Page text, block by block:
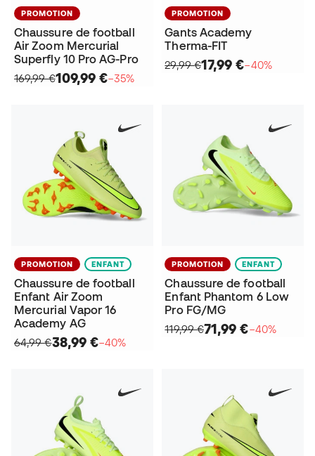
PROMOTION
Chaussure de football
Air Zoom Mercurial
Superfly 10 Pro AG-Pro
169,99 €109,99 €−35%
PROMOTION
Gants Academy
Therma-FIT
29,99 €17,99 €−40%
PROMOTION ENFANT
Chaussure de football
Enfant Air Zoom
Mercurial Vapor 16
Academy AG
64,99 €38,99 €−40%
PROMOTION ENFANT
Chaussure de football
Enfant Phantom 6 Low
Pro FG/MG
119,99 €71,99 €−40%